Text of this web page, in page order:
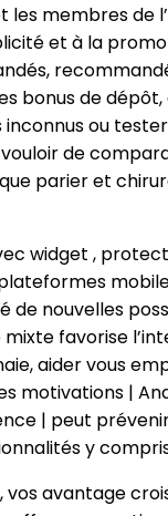
les membres
et à la
bonus de
ou
vouloir de
parier et
widget ,
de nouvelles
mixte favorise
aider vous
motivations |
| peut
y
avantage